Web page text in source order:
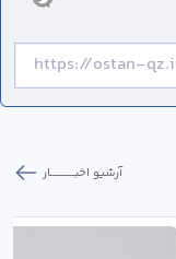
آرشیو اخبـــــــــــار